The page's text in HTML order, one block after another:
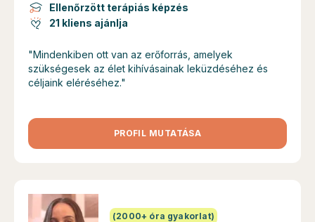
Ellenőrzött terápiás képzés
21 kliens ajánlja
"Mindenkiben ott van az erőforrás, amelyek
szükségesek az élet kihívásainak leküzdéséhez és
céljaink eléréséhez."
PROFIL MUTATÁSA
(2000+ óra gyakorlat)